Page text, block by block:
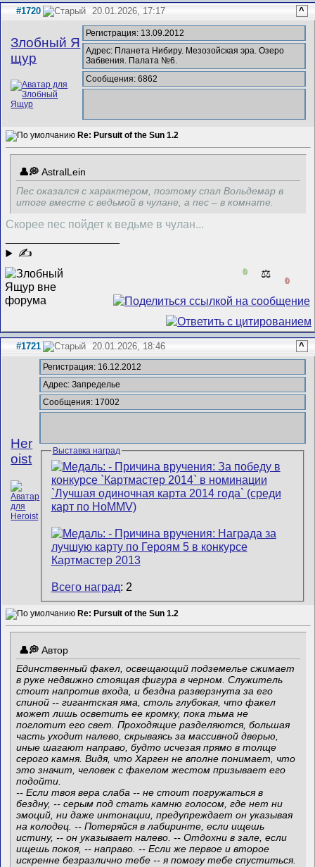
#1720 20.01.2026, 17:17 ^
Злобный Я
щур
Регистрация: 13.09.2012
Адрес: Планета Нибиру. Мезозойская эра. Озеро
Забвения. Палата №6.
Сообщения: 6862
Re: Pursuit of the Sun 1.2
AstralLein
Пес оказался с характером, поэтому спал Вольдемар в
итоге вместе с ведьмой в чулане, а пес – в комнате.
Скорее пес пойдет к ведьме в чулан...
✍
0 ⚖️
0
#1721 20.01.2026, 18:46 ^
Her
oist
Регистрация: 16.12.2012
Адрес: Запределье
Сообщения: 17002
Выставка наград
Всего наград: 2
Re: Pursuit of the Sun 1.2
Автор
Единственный факел, освещающий подземелье сжимает
в руке недвижно стоящая фигура в черном. Служитель
стоит напротив входа, и бездна разверзнута за его
спиной -- гигантская яма, столь глубокая, что факел
может лишь осветить ее кромку, пока тьма не
поглотит его свет. Проходящие разделяются, большая
часть уходит налево, скрываясь за массивной дверью,
иные шагают направо, будто исчезая прямо в толще
серого камня. Видя, что Харген не вполне понимает, что
это значит, человек с факелом жестом призывает его
подойти.
-- Если твоя вера слаба -- не стоит погружаться в
бездну, -- серым под стать камню голосом, где нет ни
эмоций, ни даже интонации, предупреждает он указывая
на колодец. -- Потеряйся в лабиринте, если ищешь
истину, -- он указывает налево. -- Отдохни в зале, если
ищешь покоя, -- направо. -- Если же первое и второе
искренне безразлично тебе -- я помогу тебе спуститься.